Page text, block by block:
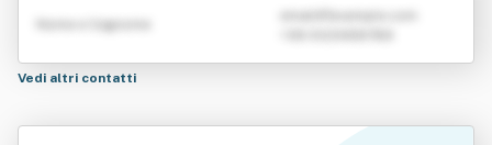
Nome e Cognome
Vedi altri contatti